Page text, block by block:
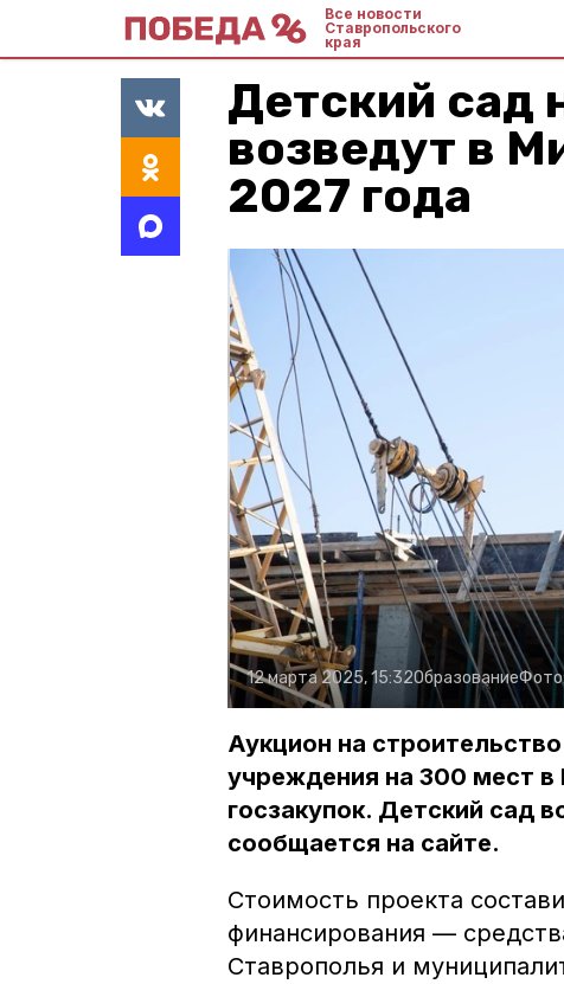
Все новости
Ставропольского
края
Детский сад
возведут в
2027 года
12 марта 2025, 15:32Образование
Аукцион на
учреждения на 300 мест
госзакупок. Детский сад
сообщается на сайте.
Стоимость проекта
финансирования —
Ставрополья и